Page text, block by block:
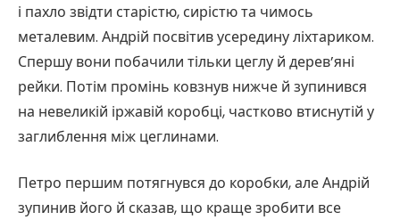
і пахло звідти старістю, сирістю та чимось
металевим. Андрій посвітив усередину ліхтариком.
Спершу вони побачили тільки цеглу й дерев’яні
рейки. Потім промінь ковзнув нижче й зупинився
на невеликій іржавій коробці, частково втиснутій у
заглиблення між цеглинами.
Петро першим потягнувся до коробки, але Андрій
зупинив його й сказав, що краще зробити все